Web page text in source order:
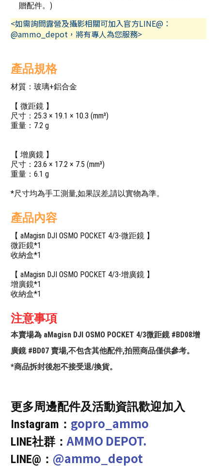
贈配件。)
<如需詢問露營及攝影相關可加入官方LINE@：
@ammo_depot，將有專人為您服務>
產品規格
材質：玻璃+鋁合金
【 微距鏡 】
尺寸：25.3 × 19.1 × 10.3 (mm³)
重量：7.2 g
【 增廣鏡 】
尺寸：23.6 × 17.2 × 7.5 (mm³)
重量：6.1 g
*尺寸均為手工測量,如果誤差,請以實物為準。
產品內容
【 aMagisn DJI OSMO POCKET 4/3-微距鏡 】
微距鏡*1
收納盒*1
【 aMagisn DJI OSMO POCKET 4/3-增廣鏡 】
增廣鏡*1
收納盒*1
注意事項
本賣場為 aMagisn DJI OSMO POCKET 4/3微距鏡 #BD08增
廣鏡 #BD07 賣場,不包含其他配件,拍照商品僅供參考。
*商品拆封後恕不接受退/換貨。
更多周邊配件及活動資訊歡迎加入
Instagram： gopro_ammo
LINE社群：AMMO DEPOT.
LINE@： @ammo_depot